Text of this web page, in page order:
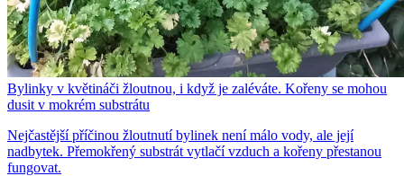
Bylinky v květináči žloutnou, i když je zaléváte. Kořeny se mohou
dusit v mokrém substrátu
Nejčastější příčinou žloutnutí bylinek není málo vody, ale její
nadbytek. Přemokřený substrát vytlačí vzduch a kořeny přestanou
fungovat.